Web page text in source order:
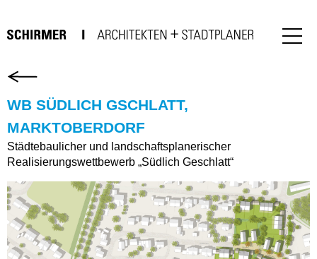
WB SÜDLICH GSCHLATT,
MARKTOBERDORF
Städtebaulicher und landschaftsplanerischer
Realisierungswettbewerb „Südlich Geschlatt“